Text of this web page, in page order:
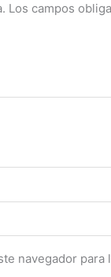
Los campos
navegador para